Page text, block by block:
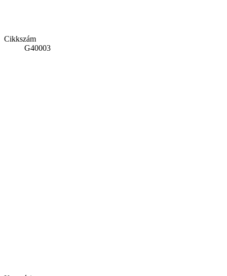
Cikkszám
G40003